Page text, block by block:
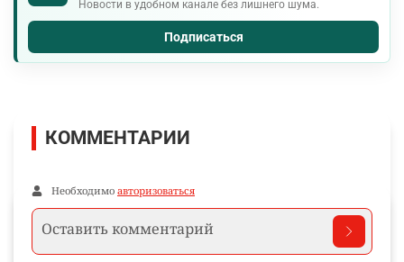
Новости в удобном канале без лишнего шума.
Подписаться
КОММЕНТАРИИ
Необходимо авторизоваться